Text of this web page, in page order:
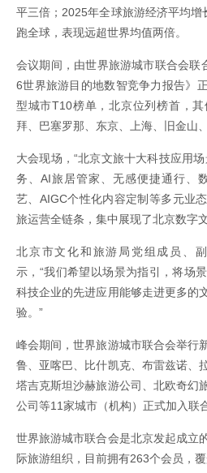
平三倍；2025年全球旅游经济平均增
跑全球，表现远超世界均值两倍。
会议期间，由世界旅游城市联合会联
6世界旅游目的地数智竞争力报告》
型城市T10榜单，北京位列榜首，
拜、巴塞罗那、东京、上海、旧金山
大会现场，“北京文旅十大科技应用
务、AI旅居管家、无感便捷通行、
艺、AIGC个性化内容定制等多元业
旅运营全链条，集中展现了北京数字
北京市文化和旅游局党组成员、
示，“我们希望以场景为指引，将场
科技企业的先进应用能够走进更多的
验。”
峰会期间，世界旅游城市联合会举行
鲁、亚喀巴、比什凯克、布雷兹诺、
塔吉克斯坦沙赫旅游公司、北欧奇幻
公司等11家城市（机构）正式加入联
世界旅游城市联合会是北京发起成立
际旅游组织，目前拥有263个会员，